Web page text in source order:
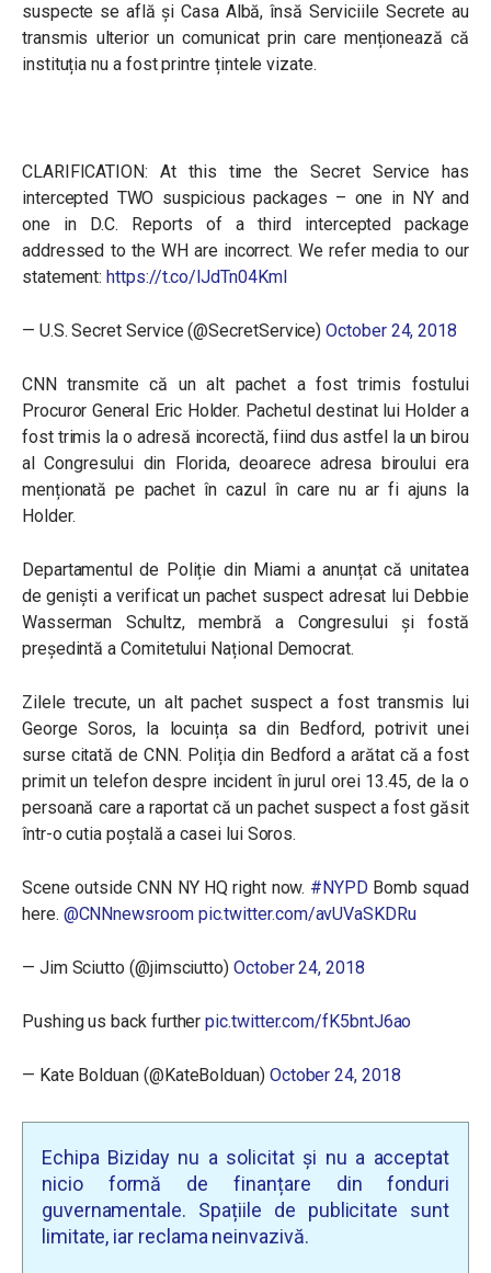
suspecte se află și Casa Albă, însă Serviciile Secrete au
transmis ulterior un comunicat prin care menționează că
instituția nu a fost printre țintele vizate.
CLARIFICATION: At this time the Secret Service has
intercepted TWO suspicious packages – one in NY and
one in D.C. Reports of a third intercepted package
addressed to the WH are incorrect. We refer media to our
statement:https://t.co/lJdTn04KmI
— U.S. Secret Service (@SecretService)October 24, 2018
CNN transmite că un alt pachet a fost trimis fostului
Procuror General Eric Holder. Pachetul destinat lui Holder a
fost trimis la o adresă incorectă, fiind dus astfel la un birou
al Congresului din Florida, deoarece adresa biroului era
menționată pe pachet în cazul în care nu ar fi ajuns la
Holder.
Departamentul de Poliție din Miami a anunțat că unitatea
de geniști a verificat un pachet suspect adresat lui Debbie
Wasserman Schultz, membră a Congresului și fostă
președintă a Comitetului Național Democrat.
Zilele trecute, un alt pachet suspect a fost transmis lui
George Soros, la locuința sa din Bedford, potrivit unei
surse citată de CNN. Poliția dinBedford a arătat că a fost
primit un telefon despre incident în jurul orei 13.45, de la o
persoană care a raportat că un pachet suspect a fost găsit
într-o cutia poștală a casei lui Soros.
Scene outside CNN NY HQ right now. #NYPDBomb squad
here. @CNNnewsroom pic.twitter.com/avUVaSKDRu
— Jim Sciutto (@jimsciutto) October 24, 2018
Pushing us back furtherpic.twitter.com/fK5bntJ6ao
— Kate Bolduan (@KateBolduan) October 24, 2018
Echipa Biziday nu a solicitat și nu a acceptat
nicio formă de finanțare din fonduri
guvernamentale. Spațiile de publicitate sunt
limitate, iar reclama neinvazivă.